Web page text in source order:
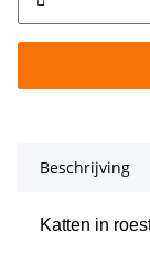
Beschrijving
Katten in